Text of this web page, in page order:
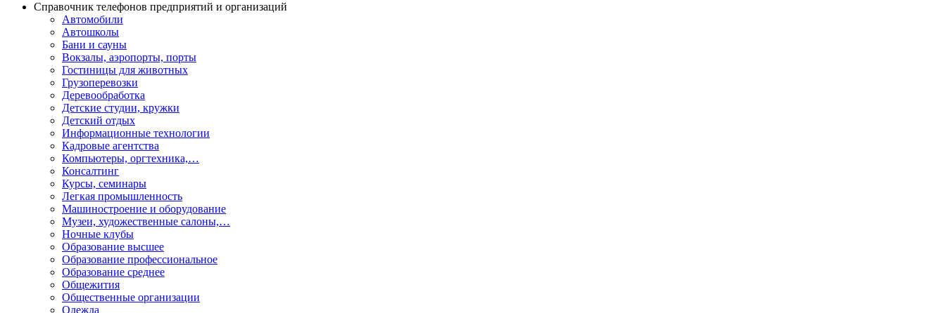
Справочник телефонов предприятий и организаций
Автомобили
Автошколы
Бани и сауны
Вокзалы, аэропорты, порты
Гостиницы для животных
Грузоперевозки
Деревообработка
Детские студии, кружки
Детский отдых
Информационные технологии
Кадровые агентства
Компьютеры, оргтехника,…
Консалтинг
Курсы, семинары
Легкая промышленность
Машиностроение и оборудование
Музеи, художественные салоны,…
Ночные клубы
Образование высшее
Образование профессиональное
Образование среднее
Общежития
Общественные организации
Одежда